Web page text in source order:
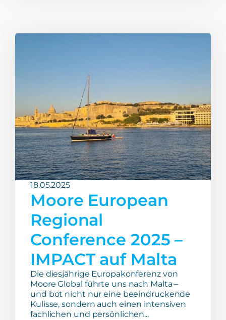
18.05.2025
Moore European
Regional
Conference 2025 –
IMPACT auf Malta
Die diesjährige Europakonferenz von
Moore Global führte uns nach Malta –
und bot nicht nur eine beeindruckende
Kulisse, sondern auch einen intensiven
fachlichen und persönlichen...